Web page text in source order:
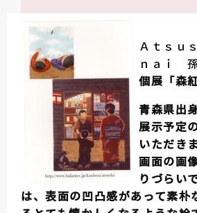
Ａｔｓｕ
ｎａｉ
個展「森
青森県出
展示予定
いただき
画面の画
りづらい
は、表面の凹凸感があって素朴